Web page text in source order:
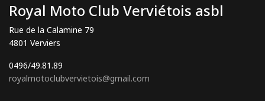
Royal Moto Club Verviétois asbl
Rue de la Calamine 79
4801 Verviers
0496/49.81.89
royalmotoclubvervietois@gmail.com